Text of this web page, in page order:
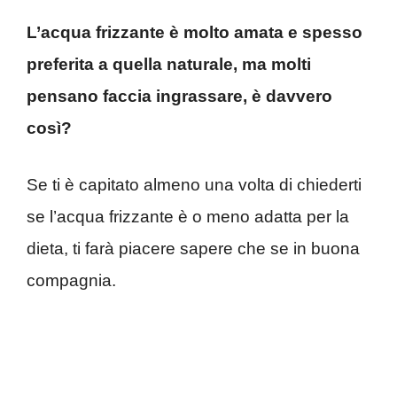
L’acqua frizzante è molto amata e spesso
preferita a quella naturale, ma molti
pensano faccia ingrassare, è davvero
così?
Se ti è capitato almeno una volta di chiederti
se l’acqua frizzante è o meno adatta per la
dieta, ti farà piacere sapere che se in buona
compagnia.